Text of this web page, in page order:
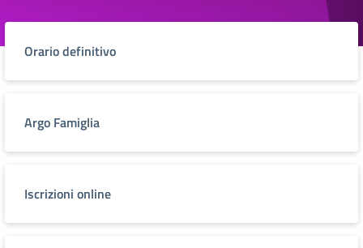
Orario definitivo
Argo Famiglia
Iscrizioni online